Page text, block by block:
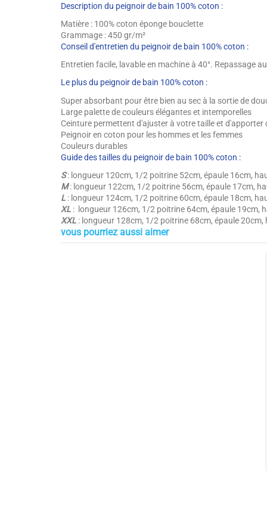
Description du peignoir de bain 100% coton :
Matière : 100% coton éponge bouclette
Grammage : 450 gr/m²
Conseil d'entretien du peignoir de bain 100% coton :
Entretien facile, lavable en machine à 40°. Repassage
Le plus du peignoir de bain 100% coton :
Super absorbant pour être bien au sec à la sortie de
Large palette de couleurs élégantes et intemporelles
Ceinture permettent d'ajuster à votre taille et d'apporter
Peignoir en coton pour les hommes et les femmes
Couleurs durables
Guide des tailles du peignoir de bain 100% coton :
S: longueur 120cm, 1/2 poitrine 52cm, épaule 16cm,
M: longueur 122cm, 1/2 poitrine 56cm, épaule 17cm,
L : longueur 124cm, 1/2 poitrine 60cm, épaule 18cm,
XL : longueur 126cm, 1/2 poitrine 64cm, épaule 19cm,
XXL : longueur 128cm, 1/2 poitrine 68cm, épaule
Hauteur / Épaisseur
vous pourriez aussi aimer